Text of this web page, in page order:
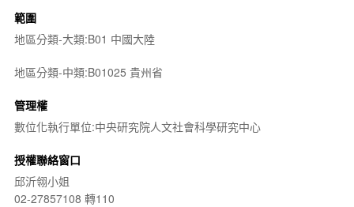
範圍
地區分類-大類:B01 中國大陸
地區分類-中類:B01025 貴州省
管理權
數位化執行單位:中央研究院人文社會科學研究中心
授權聯絡窗口
邱沂翎小姐
02-27857108 轉110